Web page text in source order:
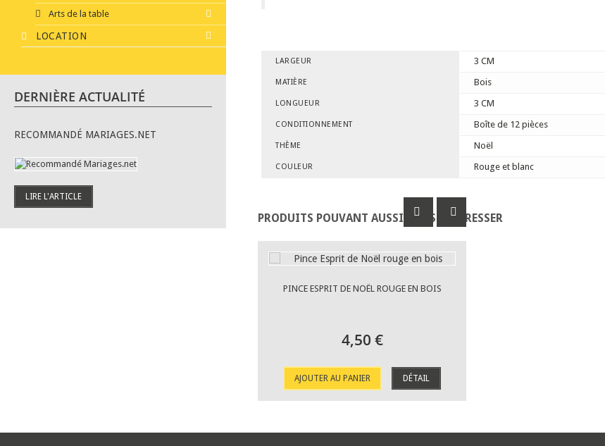
Arts de la table
LOCATION
DERNIÈRE ACTUALITÉ
RECOMMANDÉ MARIAGES.NET
LIRE L'ARTICLE
LARGEUR 3 CM
MATIÈRE Bois
LONGUEUR 3 CM
CONDITIONNEMENT Boîte de 12 pièces
THÈME Noël
COULEUR Rouge et blanc
PRODUITS POUVANT AUSSI VOUS INTÉRESSER
PINCE ESPRIT DE NOËL ROUGE EN BOIS
4,50 €
AJOUTER AU PANIER DÉTAIL